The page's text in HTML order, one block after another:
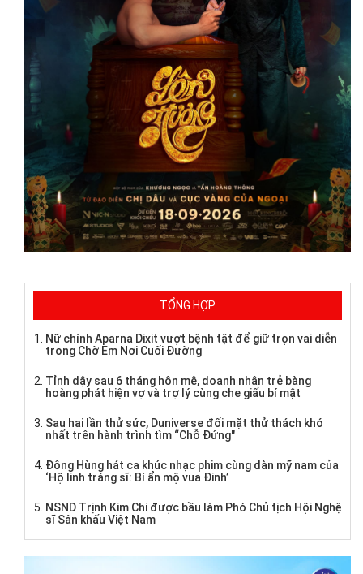
TỔNG HỢP
Nữ chính Aparna Dixit vượt bệnh tật để giữ trọn vai diễn
trong Chờ Em Nơi Cuối Đường
Tỉnh dậy sau 6 tháng hôn mê, doanh nhân trẻ bàng
hoàng phát hiện vợ và trợ lý cùng che giấu bí mật
Sau hai lần thử sức, Duniverse đối mặt thử thách khó
nhất trên hành trình tìm “Chỗ Đứng"
Đông Hùng hát ca khúc nhạc phim cùng dàn mỹ nam của
‘Hộ linh tráng sĩ: Bí ẩn mộ vua Đinh’
NSND Trịnh Kim Chi được bầu làm Phó Chủ tịch Hội Nghệ
sĩ Sân khấu Việt Nam